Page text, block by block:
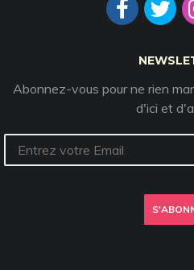
Abonnez-vous pour ne rien
d'ici et